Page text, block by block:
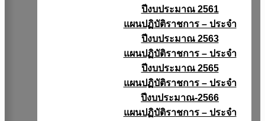
ปีงบประมาณ 2561
แผนปฏิบัติราชการ – ประจำ
ปีงบประมาณ 2563
แผนปฏิบัติราชการ – ประจำ
ปีงบประมาณ 2565
แผนปฏิบัติราชการ – ประจำ
ปีงบประมาณ-2566
แผนปฏิบัติราชการ – ประจำ